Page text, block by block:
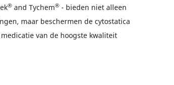
®and Tychem®- bieden niet alleen
maar beschermen de cytostatica
van de hoogste kwaliteit